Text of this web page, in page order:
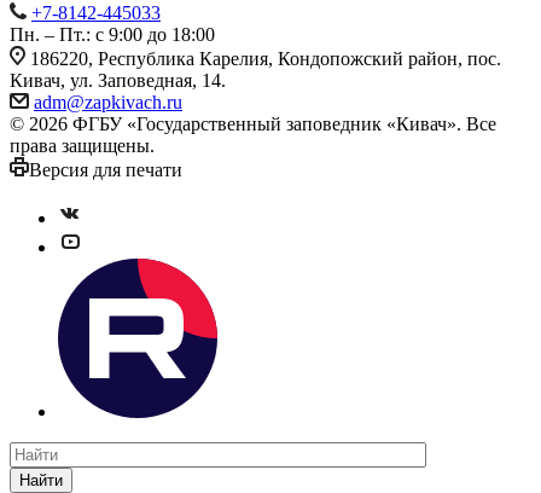
+7-8142-445033
Пн. – Пт.: с 9:00 до 18:00
186220, Республика Карелия, Кондопожский район, пос.
Кивач, ул. Заповедная, 14.
adm@zapkivach.ru
© 2026 ФГБУ «Государственный заповедник «Кивач». Все
права защищены.
Версия для печати
Найти